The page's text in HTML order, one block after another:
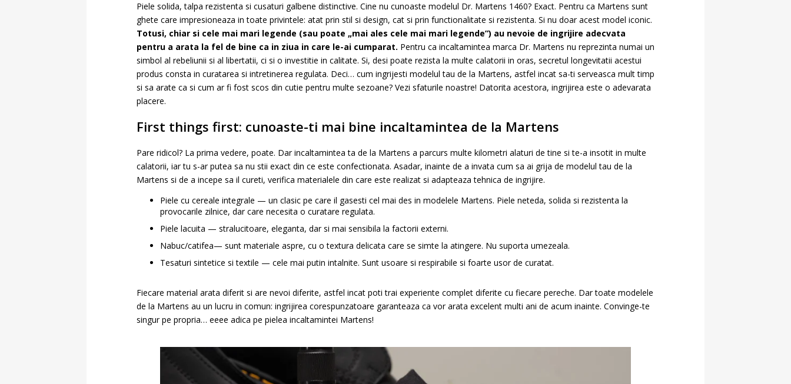
Piele solida, talpa rezistenta si cusaturi galbene distinctive. Cine nu cunoaste modelul Dr. Martens 1460? Exact. Pentru ca Martens sunt
ghete care impresioneaza in toate privintele: atat prin stil si design, cat si prin functionalitate si rezistenta. Si nu doar acest model iconic.
Totusi, chiar si cele mai mari legende (sau poate „mai ales cele mai mari legende”) au nevoie de ingrijire adecvata
pentru a arata la fel de bine ca in ziua in care le-ai cumparat. Pentru ca incaltamintea marca Dr. Martens nu reprezinta numai un
simbol al rebeliunii si al libertatii, ci si o investitie in calitate. Si, desi poate rezista la multe calatorii in oras, secretul longevitatii acestui
produs consta in curatarea si intretinerea regulata. Deci… cum ingrijesti modelul tau de la Martens, astfel incat sa-ti serveasca mult timp
si sa arate ca si cum ar fi fost scos din cutie pentru multe sezoane? Vezi sfaturile noastre! Datorita acestora, ingrijirea este o adevarata
placere.
First things first: cunoaste-ti mai bine incaltamintea de la Martens
Pare ridicol? La prima vedere, poate. Dar incaltamintea ta de la Martens a parcurs multe kilometri alaturi de tine si te-a insotit in multe
calatorii, iar tu s-ar putea sa nu stii exact din ce este confectionata. Asadar, inainte de a invata cum sa ai grija de modelul tau de la
Martens si de a incepe sa il cureti, verifica materialele din care este realizat si adapteaza tehnica de ingrijire.
Piele cu cereale integrale — un clasic pe care il gasesti cel mai des in modelele Martens. Piele neteda, solida si rezistenta la
provocarile zilnice, dar care necesita o curatare regulata.
Piele lacuita — stralucitoare, eleganta, dar si mai sensibila la factorii externi.
Nabuc/catifea— sunt materiale aspre, cu o textura delicata care se simte la atingere. Nu suporta umezeala.
Tesaturi sintetice si textile — cele mai putin intalnite. Sunt usoare si respirabile si foarte usor de curatat.
Fiecare material arata diferit si are nevoi diferite, astfel incat poti trai experiente complet diferite cu fiecare pereche. Dar toate modelele
de la Martens au un lucru in comun: ingrijirea corespunzatoare garanteaza ca vor arata excelent multi ani de acum inainte. Convinge-te
singur pe propria… eeee adica pe pielea incaltamintei Martens!